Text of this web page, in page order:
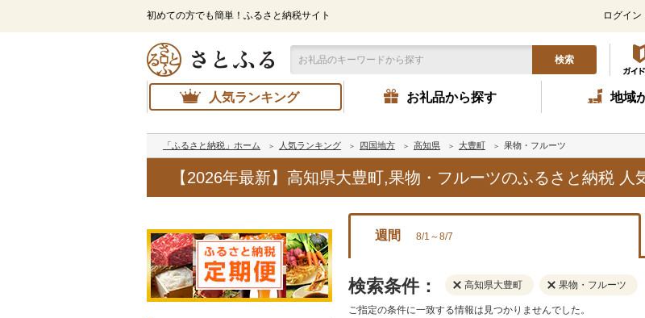
初めての方でも簡単！ふるさと納税サイト ログイン
検索
人気ランキング お礼品から探す 地域
「ふるさと納税」ホーム 人気ランキング 四国地方 高知県 大豊町 果物・フルーツ
【2026年最新】高知県大豊町,果物・フルーツのふるさと納税 人
週間 8/1～8/7
検索条件： 高知県大豊町 果物・フルーツ
ご指定の条件に一致する情報は見つかりませんでした。